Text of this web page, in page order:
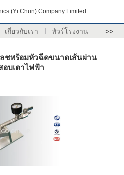
(Yi Chun) Company Limited
เกี่ยวกับเรา ทัวร์โรงงาน >>
ลชพร้อมหัวฉีดขนาดเส้นผ่าน
บเตาไฟฟ้า